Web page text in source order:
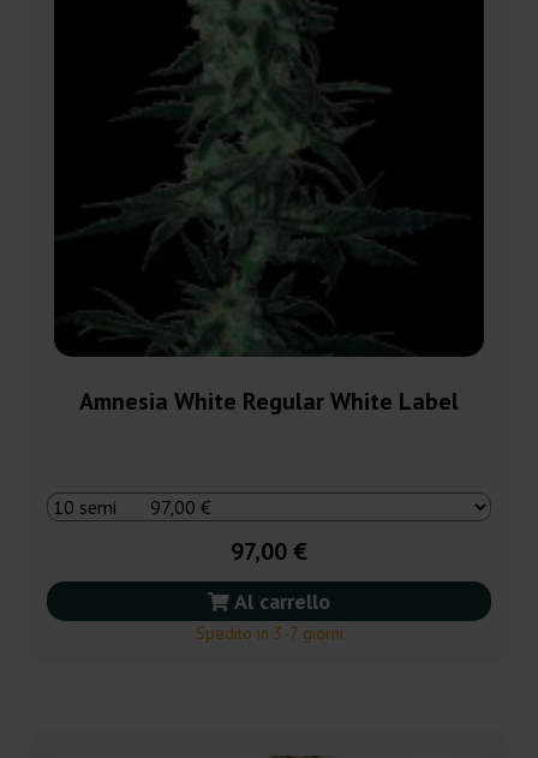
Amnesia White Regular White Label
97,00 €
Al carrello
Spedito in 3-7 giorni